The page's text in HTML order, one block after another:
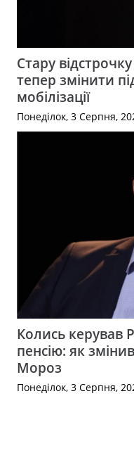
Стару
тепер змінити
мобілізації
Понеділок, 3 Серпня,
Колись керував
пенсію: як
Мороз
Понеділок, 3 Серпня,